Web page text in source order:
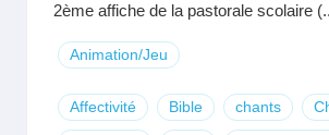
2ème affiche de la pastorale scolaire
Animation/Jeu
Affectivité Bible chants